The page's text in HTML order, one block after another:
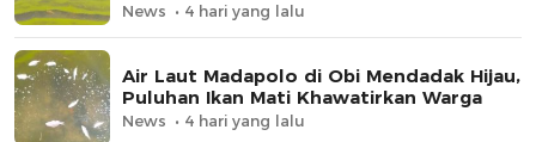
News 4 hari yang lalu
Air Laut Madapolo di Obi Mendadak Hijau,
Puluhan Ikan Mati Khawatirkan Warga
News 4 hari yang lalu